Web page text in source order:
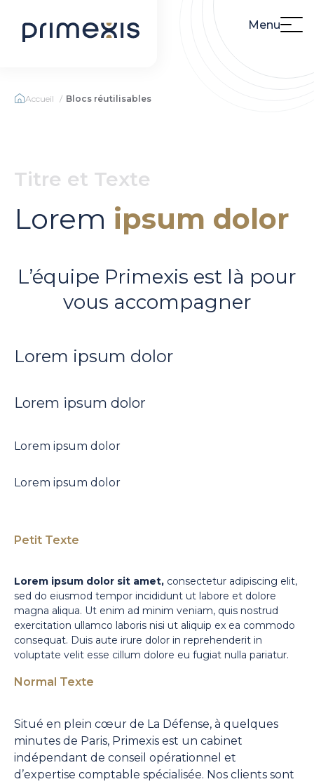
Menu
Accueil Blocs réutilisables
Titre et Texte
Lorem ipsum dolor
L’équipe Primexis est là pour
vous accompagner
Lorem ipsum dolor
Lorem ipsum dolor
Lorem ipsum dolor
Lorem ipsum dolor
Petit Texte
Lorem ipsum dolor sit amet, consectetur adipiscing elit,
sed do eiusmod tempor incididunt ut labore et dolore
magna aliqua. Ut enim ad minim veniam, quis nostrud
exercitation ullamco laboris nisi ut aliquip ex ea commodo
consequat. Duis aute irure dolor in reprehenderit in
voluptate velit esse cillum dolore eu fugiat nulla pariatur.
Normal Texte
Situé en plein cœur de La Défense, à quelques
minutes de Paris, Primexis est un cabinet
indépendant de conseil opérationnel et
d’expertise comptable spécialisée. Nos clients sont